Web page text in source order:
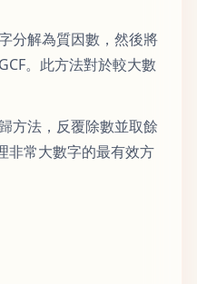
分解為質因數，然後將
。此方法對於較大數
方法，反覆除數並取餘
非常大數字的最有效方